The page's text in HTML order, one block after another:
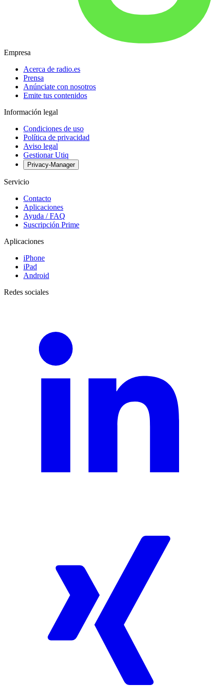
Empresa
Acerca de radio.es
Prensa
Anúnciate con nosotros
Emite tus contenidos
Información legal
Condiciones de uso
Política de privacidad
Aviso legal
Gestionar Utiq
Privacy-Manager
Servicio
Contacto
Aplicaciones
Ayuda / FAQ
Suscripción Prime
Aplicaciones
iPhone
iPad
Android
Redes sociales